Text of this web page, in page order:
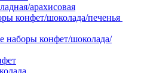
арахисовая
конфет/шоколада/печенья
наборы конфет/шоколада/